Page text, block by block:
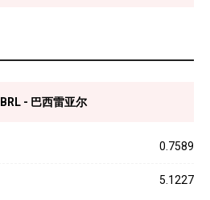
BRL - 巴西雷亚尔
0.7589
5.1227